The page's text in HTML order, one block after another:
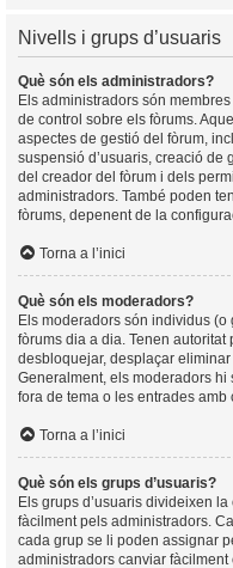
Nivells i grups d’usuaris
Què són els administradors?
Els administradors són
de control sobre els fòrums.
aspectes de gestió del fòrum,
suspensió d’usuaris, creació de
del creador del fòrum i dels
administradors. També poden
fòrums, depenent de la
Torna a l’inici
Què són els moderadors?
Els moderadors són individus
fòrums dia a dia. Tenen
desbloquejar, desplaçar
Generalment, els moderadors
fora de tema o les entrades amb
Torna a l’inici
Què són els grups d’usuaris?
Els grups d’usuaris divideixen
fàcilment pels administradors.
cada grup se li poden assignar
administradors canviar fàcilment